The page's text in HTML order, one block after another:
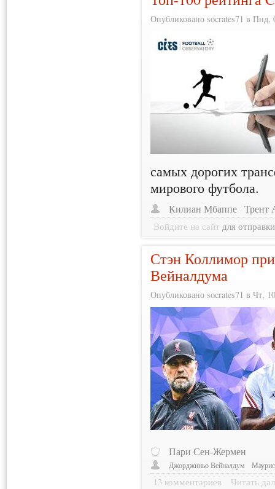
Опубликовано socrates71 в Пнд,
самых дорогих
мирового футбола.
Килиан Мбаппе Трент
Войдите на сайт для
Стэн Коллимор
Вейналдума
Опубликовано socrates71 в Чт,
Пари Сен-Жермен
Джорджиньо Вейналдум
13 комментариев Читать